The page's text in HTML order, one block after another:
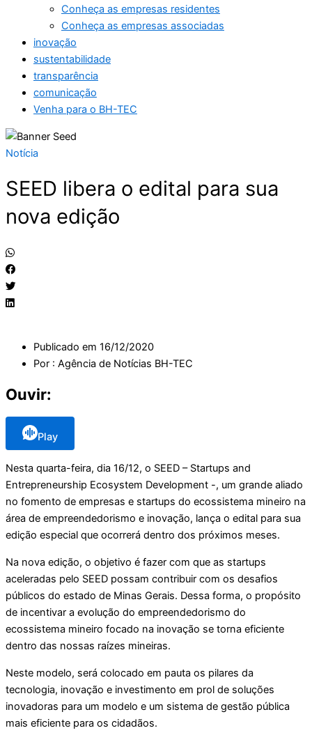
Conheça as empresas residentes
Conheça as empresas associadas
inovação
sustentabilidade
transparência
comunicação
Venha para o BH-TEC
Notícia
SEED libera o edital para sua
nova edição
Publicado em 16/12/2020
Por : Agência de Notícias BH-TEC
Ouvir:
Play
Nesta quarta-feira, dia 16/12, o SEED – Startups and
Entrepreneurship Ecosystem Development -, um grande aliado
no fomento de empresas e startups do ecossistema mineiro na
área de empreendedorismo e inovação, lança o edital para sua
edição especial que ocorrerá dentro dos próximos meses.
Na nova edição, o objetivo é fazer com que as startups
aceleradas pelo SEED possam contribuir com os desafios
públicos do estado de Minas Gerais. Dessa forma, o propósito
de incentivar a evolução do empreendedorismo do
ecossistema mineiro focado na inovação se torna eficiente
dentro das nossas raízes mineiras.
Neste modelo, será colocado em pauta os pilares da
tecnologia, inovação e investimento em prol de soluções
inovadoras para um modelo e um sistema de gestão pública
mais eficiente para os cidadãos.